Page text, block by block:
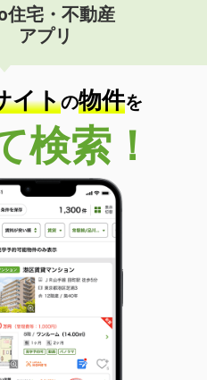
県鎌倉市極楽寺１丁目
目
円
県川崎市幸区中幸町２丁目
円
県足柄上郡大井町金手
住宅・不動産
アプリ
イトの物件を
検索！